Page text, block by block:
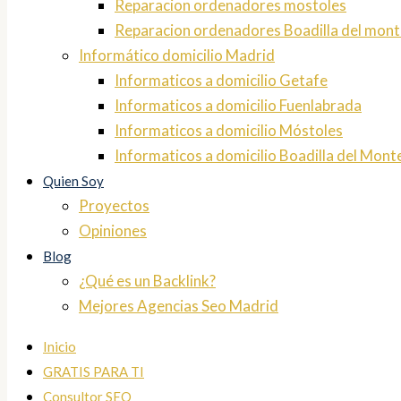
Reparacion ordenadores mostoles
Reparacion ordenadores Boadilla del
Informático domicilio Madrid
Informaticos a domicilio Getafe
Informaticos a domicilio Fuenlabrada
Informaticos a domicilio Móstoles
Informaticos a domicilio Boadilla del
Quien Soy
Proyectos
Opiniones
Blog
¿Qué es un Backlink?
Mejores Agencias Seo Madrid
Inicio
GRATIS PARA TI
Consultor SEO